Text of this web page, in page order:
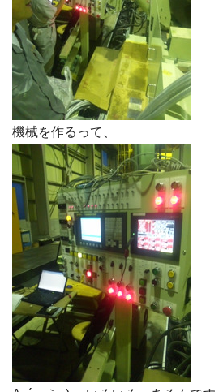
機械を作るって、